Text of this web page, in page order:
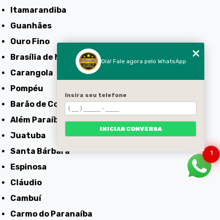
Itamarandiba
Guanhães
Ouro Fino
Brasília de Minas
Carangola
Pompéu
Barão de Cocais
Além Paraíba
Juatuba
Santa Bárbara
Espinosa
Cláudio
Cambuí
Carmo do Paranaíba
1
Olá! Fale agora pelo WhatsApp
Insira seu telefone
INICIAR CONVERSA